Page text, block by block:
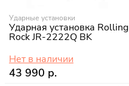
Ударные установки
Ударная установка Rolling
Rock JR-2222Q BK
Нет в наличии
43 990 р.